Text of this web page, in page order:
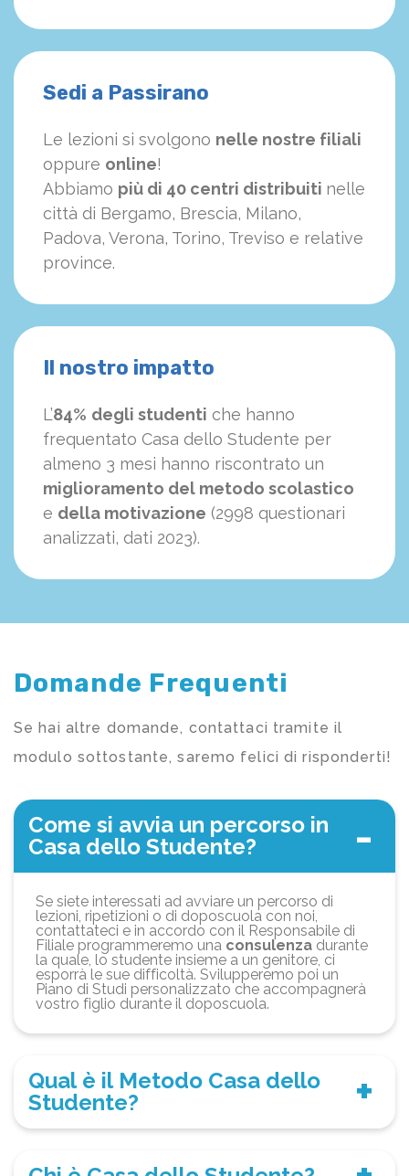
Sedi a Passirano
Le lezioni si svolgono nelle nostre filiali
oppure online!
Abbiamo più di 40 centri distribuiti nelle
città di Bergamo, Brescia, Milano,
Padova, Verona, Torino, Treviso e relative
province.
Il nostro impatto
L’84% degli studenti che hanno
frequentato Casa dello Studente per
almeno 3 mesi hanno riscontrato un
miglioramento del metodo scolastico
e della motivazione (2998 questionari
analizzati, dati 2023).
Domande Frequenti
Se hai altre domande, contattaci tramite il
modulo sottostante, saremo felici di risponderti!
Come si avvia un percorso in
Casa dello Studente?
Se siete interessati ad avviare un percorso di
lezioni, ripetizioni o di doposcuola con noi,
contattateci e in accordo con il Responsabile di
Filiale programmeremo una consulenza durante
la quale, lo studente insieme a un genitore, ci
esporrà le sue difficoltà. Svilupperemo poi un
Piano di Studi personalizzato che accompagnerà
vostro figlio durante il doposcuola.
Qual è il Metodo Casa dello
Studente?